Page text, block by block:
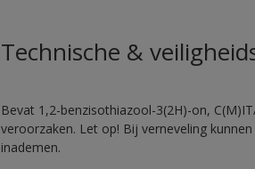
Technische &
Bevat 1,2-benzisothiazool-3(2H)-on,
veroorzaken. Let op! Bij verneveling
inademen.